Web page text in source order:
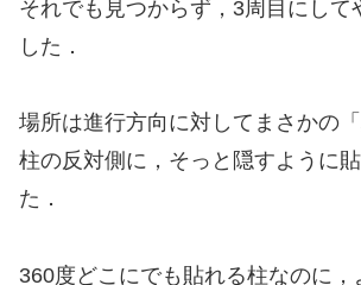
それでも見つからず，3周目にして
した．
場所は進行方向に対してまさかの「
柱の反対側に，そっと隠すように
た．
360度どこにでも貼れる柱なのに，